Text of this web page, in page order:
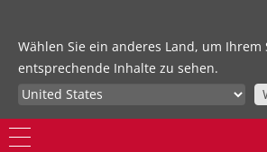
Wählen Sie ein anderes Land, um Ihrem
entsprechende Inhalte zu sehen.